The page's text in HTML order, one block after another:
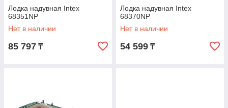
Лодка надувная Intex
68351NP
Нет в наличии
85 797 ₸
Лодка надувная Intex
68370NP
Нет в наличии
54 599 ₸